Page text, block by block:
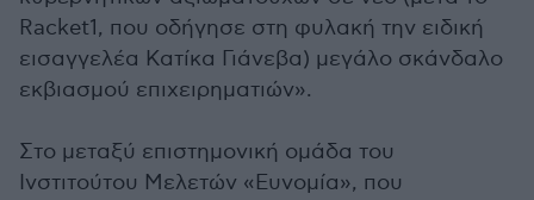
Racket1, που οδήγησε στη φυλακή την ειδική
εισαγγελέα Κατίκα Γιάνεβα) μεγάλο σκάνδαλο
εκβιασμού επιχειρηματιών».
Στο μεταξύ επιστημονική ομάδα του
Ινστιτούτου Μελετών «Ευνομία», που